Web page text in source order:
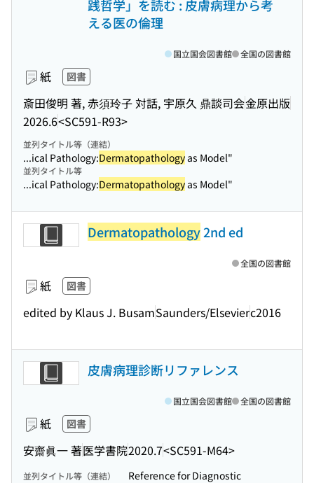
践哲学」を読む : 皮膚病理から考
える医の倫理
紙 図書
斎田俊明 著, 赤須玲子 対話, 宇原久 鼎談司会金原出版
2026.6<SC591-R93>
国立国会図書館 全国の図書館
並列タイトル等（連結）
...ical Pathology:Dermatopathologyas Model"
並列タイトル等
...ical Pathology:Dermatopathologyas Model"
Dermatopathology2nd ed
紙 図書
edited by Klaus J. BusamSaunders/Elsevierc2016
全国の図書館
皮膚病理診断リファレンス
紙 図書
安齋眞一 著医学書院2020.7<SC591-M64>
国立国会図書館 全国の図書館
並列タイトル等（連結）
Reference for Diagnostic